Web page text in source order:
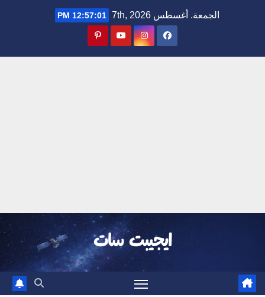
الجمعة. أغسطس 7th, 2026 12:57:02 PM
ايجيبت سات